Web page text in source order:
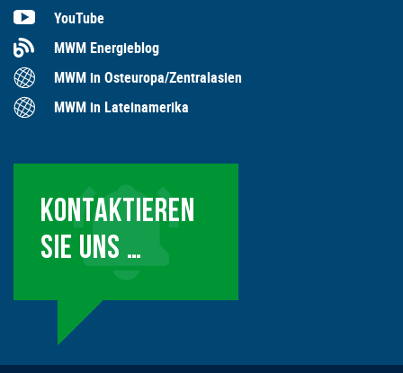
YouTube
MWM Energieblog
MWM in Osteuropa/Zentralasien
MWM in Lateinamerika
KONTAKTIEREN
SIE UNS …